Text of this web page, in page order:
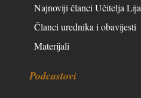
Najnoviji članci Učitelja Lija
Članci urednika i obavijesti
Materijali
Podcastovi